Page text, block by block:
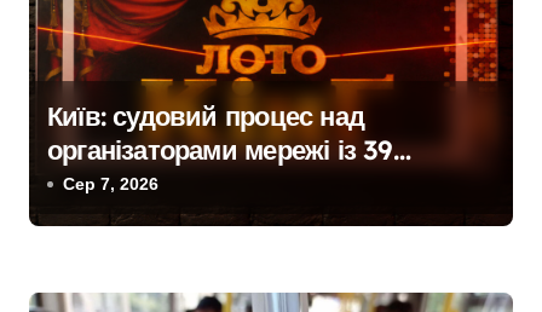
і
я
а
Київ: судовий процес над
організаторами мережі із 39
нелегальних казино
Сер 7, 2026